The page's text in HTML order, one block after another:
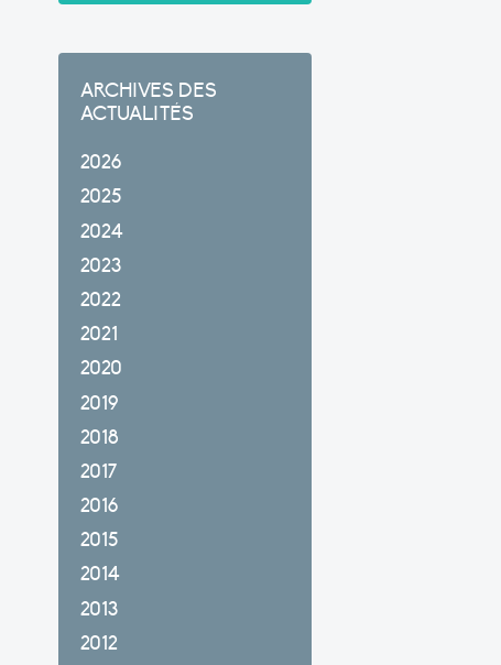
ARCHIVES DES
ACTUALITÉS
2026
2025
2024
2023
2022
2021
2020
2019
2018
2017
2016
2015
2014
2013
2012